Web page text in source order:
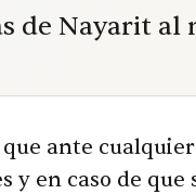
de Nayarit al
que ante
y en caso de